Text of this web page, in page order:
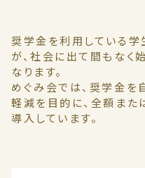
奨学金を利用している学
が、社会に出て間もなく
なります。
めぐみ会では、奨学金を
軽減を目的に、全額ま
導入しています。